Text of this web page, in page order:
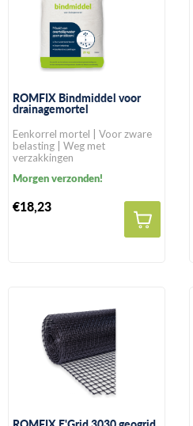
ROMFIX Bindmiddel voor
drainagemortel
Eenkorrel mortel | Voor zware
belasting | Weg met
verzakkingen
Morgen verzonden!
€18,23